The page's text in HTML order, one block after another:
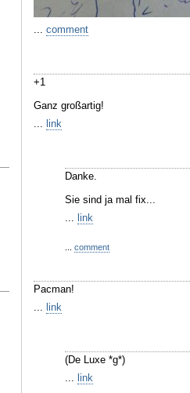
... comment
+1
Ganz großartig!
... link
Danke.
Sie sind ja mal fix...
... link
comment
Pacman!
... link
(De Luxe *g*)
... link